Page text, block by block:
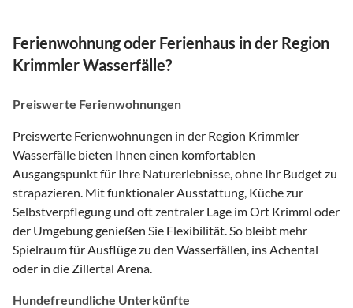
Ferienwohnung oder Ferienhaus in der Region
Krimmler Wasserfälle?
Preiswerte Ferienwohnungen
Preiswerte Ferienwohnungen in der Region Krimmler
Wasserfälle bieten Ihnen einen komfortablen
Ausgangspunkt für Ihre Naturerlebnisse, ohne Ihr Budget zu
strapazieren. Mit funktionaler Ausstattung, Küche zur
Selbstverpflegung und oft zentraler Lage im Ort Krimml oder
der Umgebung genießen Sie Flexibilität. So bleibt mehr
Spielraum für Ausflüge zu den Wasserfällen, ins Achental
oder in die Zillertal Arena.
Hundefreundliche Unterkünfte